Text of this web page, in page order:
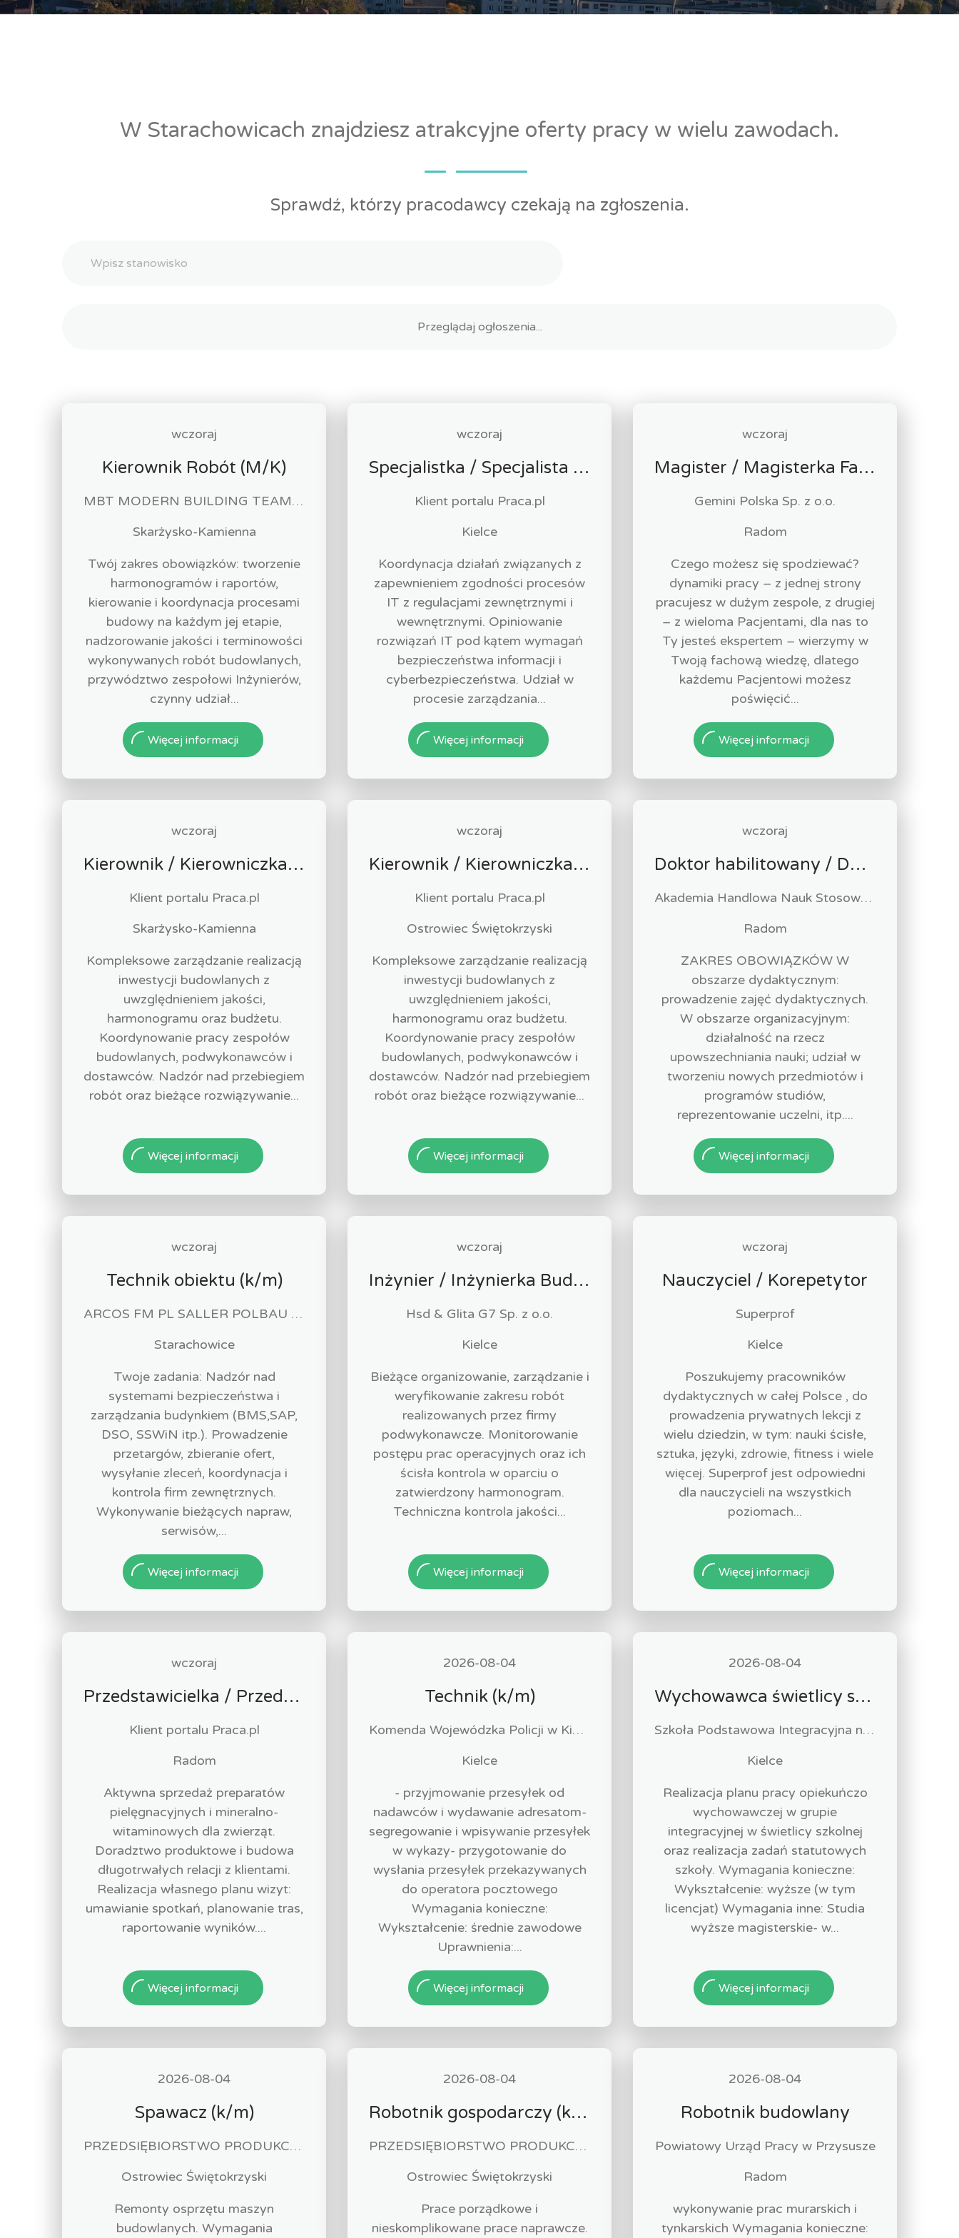
W Starachowicach znajdziesz atrakcyjne oferty pracy w wielu zawodach.
Sprawdź, którzy pracodawcy czekają na zgłoszenia.
wczoraj
Kierownik Robót (M/K)
MBT MODERN BUILDING TEAM sp. z o.o.
Skarżysko-Kamienna
Twój zakres obowiązków: tworzenie
harmonogramów i raportów,
kierowanie i koordynacja procesami
budowy na każdym jej etapie,
nadzorowanie jakości i terminowości
wykonywanych robót budowlanych,
przywództwo zespołowi Inżynierów,
czynny udział...
Więcej informacji
wczoraj
Specjalistka / Specjalista ds. Cyberbezpieczeństwa
Klient portalu Praca.pl
Kielce
Koordynacja działań związanych z
zapewnieniem zgodności procesów
IT z regulacjami zewnętrznymi i
wewnętrznymi. Opiniowanie
rozwiązań IT pod kątem wymagań
bezpieczeństwa informacji i
cyberbezpieczeństwa. Udział w
procesie zarządzania...
Więcej informacji
wczoraj
Magister / Magisterka Farmacji
Gemini Polska Sp. z o.o.
Radom
Czego możesz się spodziewać?
dynamiki pracy – z jednej strony
pracujesz w dużym zespole, z drugiej
– z wieloma Pacjentami, dla nas to
Ty jesteś ekspertem – wierzymy w
Twoją fachową wiedzę, dlatego
każdemu Pacjentowi możesz
poświęcić...
Więcej informacji
wczoraj
Kierownik / Kierowniczka Budowy
Klient portalu Praca.pl
Skarżysko-Kamienna
Kompleksowe zarządzanie realizacją
inwestycji budowlanych z
uwzględnieniem jakości,
harmonogramu oraz budżetu.
Koordynowanie pracy zespołów
budowlanych, podwykonawców i
dostawców. Nadzór nad przebiegiem
robót oraz bieżące rozwiązywanie...
Więcej informacji
wczoraj
Kierownik / Kierowniczka Budowy
Klient portalu Praca.pl
Ostrowiec Świętokrzyski
Kompleksowe zarządzanie realizacją
inwestycji budowlanych z
uwzględnieniem jakości,
harmonogramu oraz budżetu.
Koordynowanie pracy zespołów
budowlanych, podwykonawców i
dostawców. Nadzór nad przebiegiem
robót oraz bieżące rozwiązywanie...
Więcej informacji
wczoraj
Doktor habilitowany / Doktor w dyscyplinie ekonomia i finanse
Akademia Handlowa Nauk Stosowanych w Radomiu
Radom
ZAKRES OBOWIĄZKÓW W
obszarze dydaktycznym:
prowadzenie zajęć dydaktycznych.
W obszarze organizacyjnym:
działalność na rzecz
upowszechniania nauki; udział w
tworzeniu nowych przedmiotów i
programów studiów,
reprezentowanie uczelni, itp....
Więcej informacji
wczoraj
Technik obiektu (k/m)
ARCOS FM PL SALLER POLBAU Sp. z o.o. Sp. K
Starachowice
Twoje zadania: Nadzór nad
systemami bezpieczeństwa i
zarządzania budynkiem (BMS,SAP,
DSO, SSWiN itp.). Prowadzenie
przetargów, zbieranie ofert,
wysyłanie zleceń, koordynacja i
kontrola firm zewnętrznych.
Wykonywanie bieżących napraw,
serwisów,...
Więcej informacji
wczoraj
Inżynier / Inżynierka Budowy
Hsd & Glita G7 Sp. z o.o.
Kielce
Bieżące organizowanie, zarządzanie i
weryfikowanie zakresu robót
realizowanych przez firmy
podwykonawcze. Monitorowanie
postępu prac operacyjnych oraz ich
ścisła kontrola w oparciu o
zatwierdzony harmonogram.
Techniczna kontrola jakości...
Więcej informacji
wczoraj
Nauczyciel / Korepetytor
Superprof
Kielce
Poszukujemy pracowników
dydaktycznych w całej Polsce , do
prowadzenia prywatnych lekcji z
wielu dziedzin, w tym: nauki ścisłe,
sztuka, języki, zdrowie, fitness i wiele
więcej. Superprof jest odpowiedni
dla nauczycieli na wszystkich
poziomach...
Więcej informacji
wczoraj
Przedstawicielka / Przedstawiciel Handlowy ds. Produktów dla Zwierząt
Klient portalu Praca.pl
Radom
Aktywna sprzedaż preparatów
pielęgnacyjnych i mineralno-
witaminowych dla zwierząt.
Doradztwo produktowe i budowa
długotrwałych relacji z klientami.
Realizacja własnego planu wizyt:
umawianie spotkań, planowanie tras,
raportowanie wyników....
Więcej informacji
2026-08-04
Technik (k/m)
Komenda Wojewódzka Policji w Kielcach
Kielce
- przyjmowanie przesyłek od
nadawców i wydawanie adresatom-
segregowanie i wpisywanie przesyłek
w wykazy- przygotowanie do
wysłania przesyłek przekazywanych
do operatora pocztowego
Wymagania konieczne:
Wykształcenie: średnie zawodowe
Uprawnienia:...
Więcej informacji
2026-08-04
Wychowawca świetlicy szkolnej (k/m)
Szkoła Podstawowa Integracyjna nr 11 w Kielcach
Kielce
Realizacja planu pracy opiekuńczo
wychowawczej w grupie
integracyjnej w świetlicy szkolnej
oraz realizacja zadań statutowych
szkoły. Wymagania konieczne:
Wykształcenie: wyższe (w tym
licencjat) Wymagania inne: Studia
wyższe magisterskie- w...
Więcej informacji
2026-08-04
Spawacz (k/m)
PRZEDSIĘBIORSTWO PRODUKCYJNO-HANDLOWO-USŁUGOWE "MAKO" ANDRZEJ GLIBOWSKI
Ostrowiec Świętokrzyski
Remonty osprzętu maszyn
budowlanych. Wymagania
2026-08-04
Robotnik gospodarczy (k/m)
PRZEDSIĘBIORSTWO PRODUKCYJNO-HANDLOWO-USŁUGOWE "MAKO" ANDRZEJ GLIBOWSKI
Ostrowiec Świętokrzyski
Prace porządkowe i
nieskomplikowane prace naprawcze.
2026-08-04
Robotnik budowlany
Powiatowy Urząd Pracy w Przysusze
Radom
wykonywanie prac murarskich i
tynkarskich Wymagania konieczne: